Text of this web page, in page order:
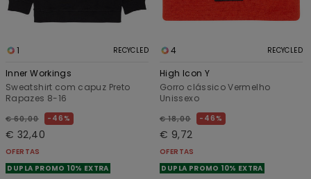
1 RECYCLED
Inner Workings
Sweatshirt com capuz Preto
Rapazes 8-16
€ 60,00 46%
€ 32,40
OFERTAS
DUPLA PROMO 10% EXTRA
4 RECYCLED
High Icon Y
Gorro clássico Vermelho
Unissexo
€ 18,00 46%
€ 9,72
OFERTAS
DUPLA PROMO 10% EXTRA